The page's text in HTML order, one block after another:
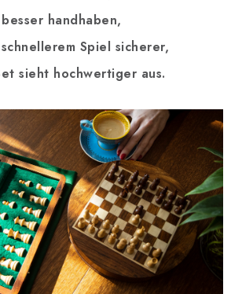
handhaben,
Spiel sicherer,
sieht hochwertiger aus.